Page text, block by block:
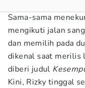
Sama-sama
mengikuti jalan
dan memilih pada
dikenal saat merilis
diberi judul
Kini, Rizky tinggal